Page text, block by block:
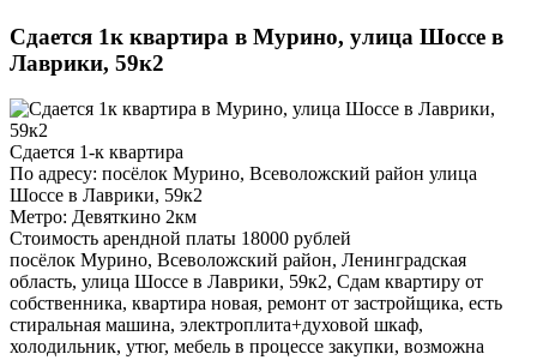
Сдается 1к квартира в Мурино, улица Шоссе в
Лаврики, 59к2
Сдается 1-к квартира
По адресу: посёлок Мурино, Всеволожский район улица
Шоссе в Лаврики, 59к2
Метро: Девяткино 2км
Стоимость арендной платы 18000 рублей
посёлок Мурино, Всеволожский район, Ленинградская
область, улица Шоссе в Лаврики, 59к2, Сдам квартиру от
собственника, квартира новая, ремонт от застройщика, есть
стиральная машина, электроплита+духовой шкаф,
холодильник, утюг, мебель в процессе закупки, возможна